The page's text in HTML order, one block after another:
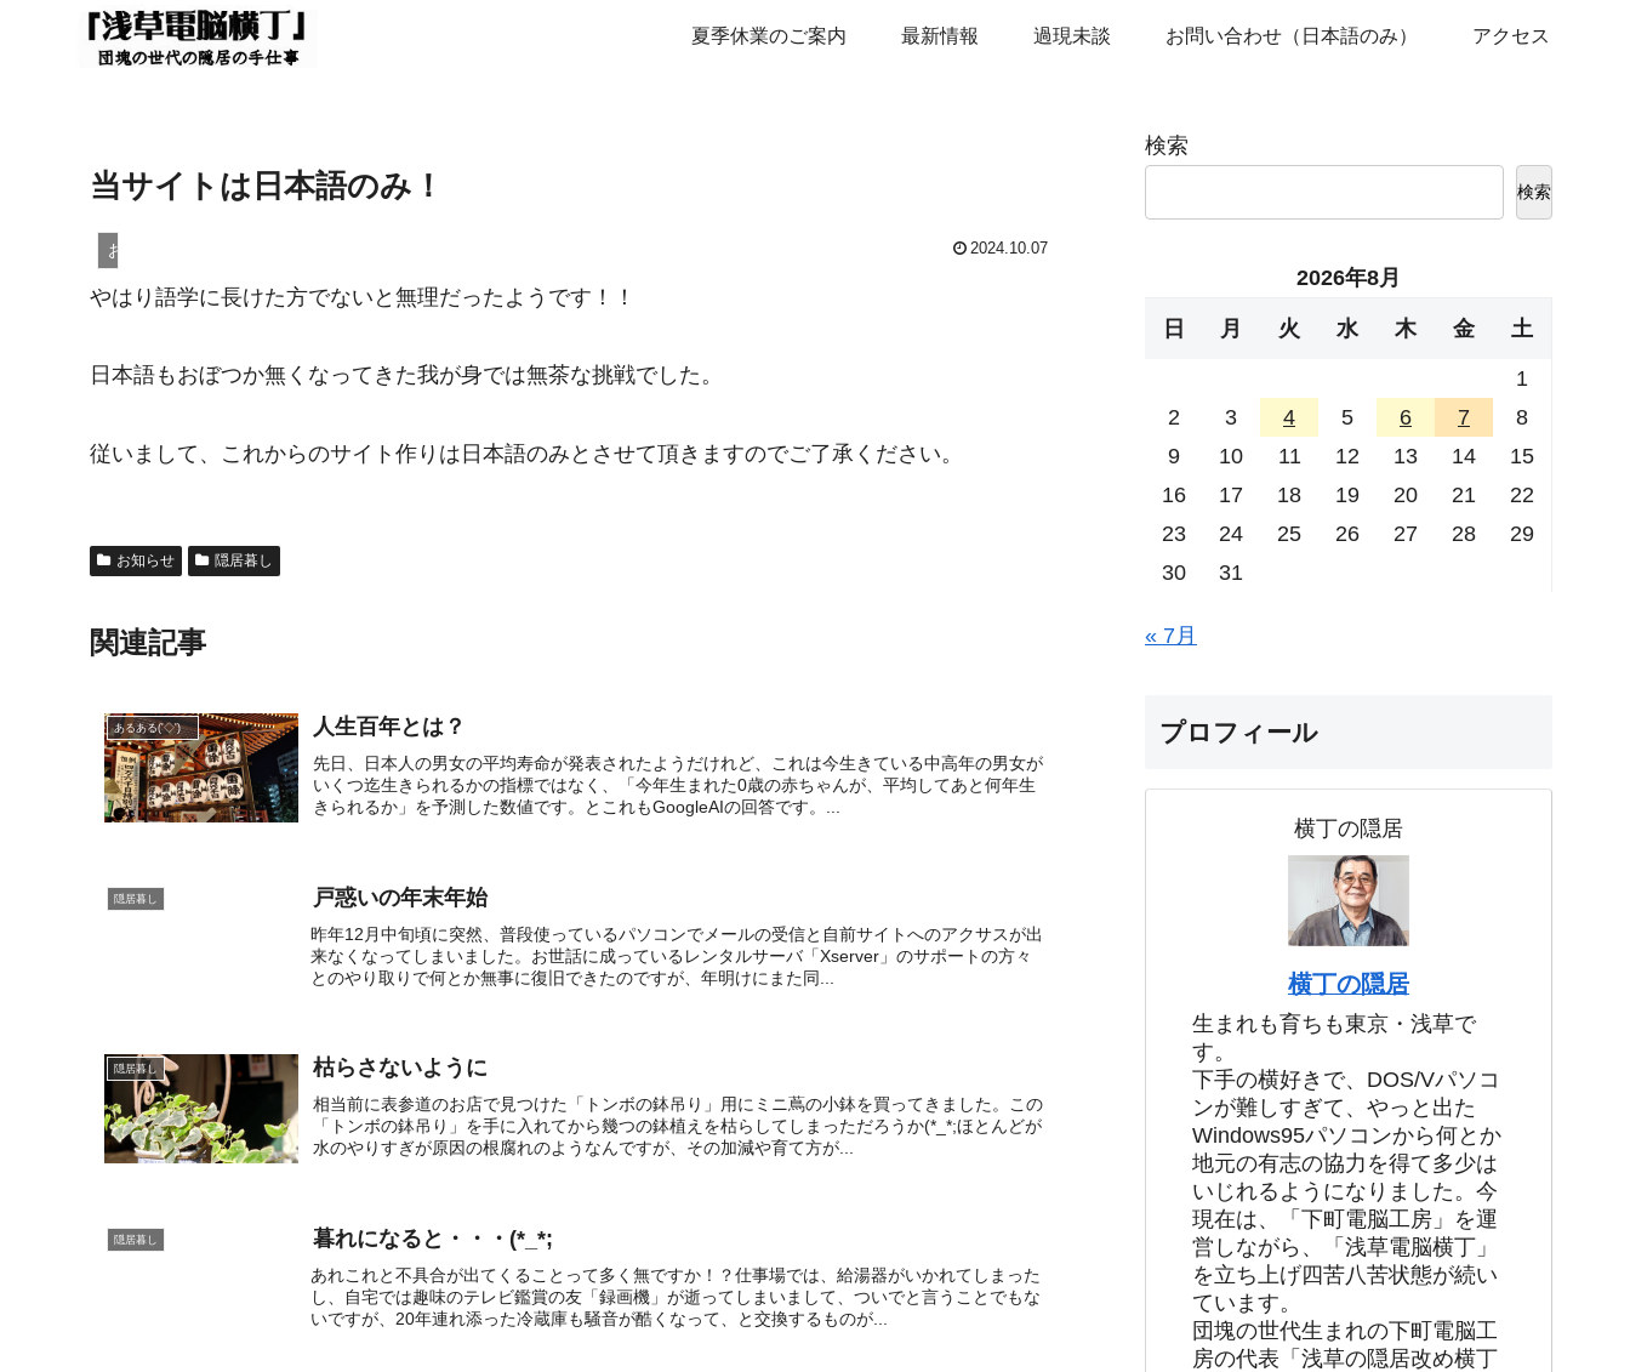
夏季休業のご案内 最新情報 過現未談 お問い合わせ（日本語のみ） アクセス
当サイトは日本語のみ！
お知らせ 2024.10.07
やはり語学に長けた方でないと無理だったようです！！
日本語もおぼつか無くなってきた我が身では無茶な挑戦でした。
従いまして、これからのサイト作りは日本語のみとさせて頂きますのでご了承ください。
お知らせ 隠居暮し
関連記事
あるある('◇')ゞ 人生百年とは？
先日、日本人の男女の平均寿命が発表されたようだけれど、これは今生きている中高年の男女が
いくつ迄生きられるかの指標ではなく、「今年生まれた0歳の赤ちゃんが、平均してあと何年生
きられるか」を予測した数値です。とこれもGoogleAIの回答です。...
隠居暮し 戸惑いの年末年始
昨年12月中旬頃に突然、普段使っているパソコンでメールの受信と自前サイトへのアクサスが出
来なくなってしまいました。お世話に成っているレンタルサーバ「Xserver」のサポートの方々
とのやり取りで何とか無事に復旧できたのですが、年明けにまた同...
隠居暮し 枯らさないように
相当前に表参道のお店で見つけた「トンボの鉢吊り」用にミニ蔦の小鉢を買ってきました。この
「トンボの鉢吊り」を手に入れてから幾つの鉢植えを枯らしてしまっただろうか(*_*;ほとんどが
水のやりすぎが原因の根腐れのようなんですが、その加減や育て方が...
隠居暮し 暮れになると・・・(*_*;
あれこれと不具合が出てくることって多く無ですか！？仕事場では、給湯器がいかれてしまった
し、自宅では趣味のテレビ鑑賞の友「録画機」が逝ってしまいまして、ついでと言うことでもな
いですが、20年連れ添った冷蔵庫も騒音が酷くなって、と交換するものが...
検索
検索
2026年8月
日 月 火 水 木 金 土
1
2
3 4 5 6 7
8
9
10 11 12 13 14
15
16
17 18 19 20 21
22
23
24 25 26 27 28
29
30
31
« 7月
プロフィール
横丁の隠居
横丁の隠居
生まれも育ちも東京・浅草で
す。
下手の横好きで、DOS/Vパソコ
ンが難しすぎて、やっと出た
Windows95パソコンから何とか
地元の有志の協力を得て多少は
いじれるようになりました。今
現在は、「下町電脳工房」を運
営しながら、「浅草電脳横丁」
を立ち上げ四苦八苦状態が続い
ています。
団塊の世代生まれの下町電脳工
房の代表「浅草の隠居改め横丁